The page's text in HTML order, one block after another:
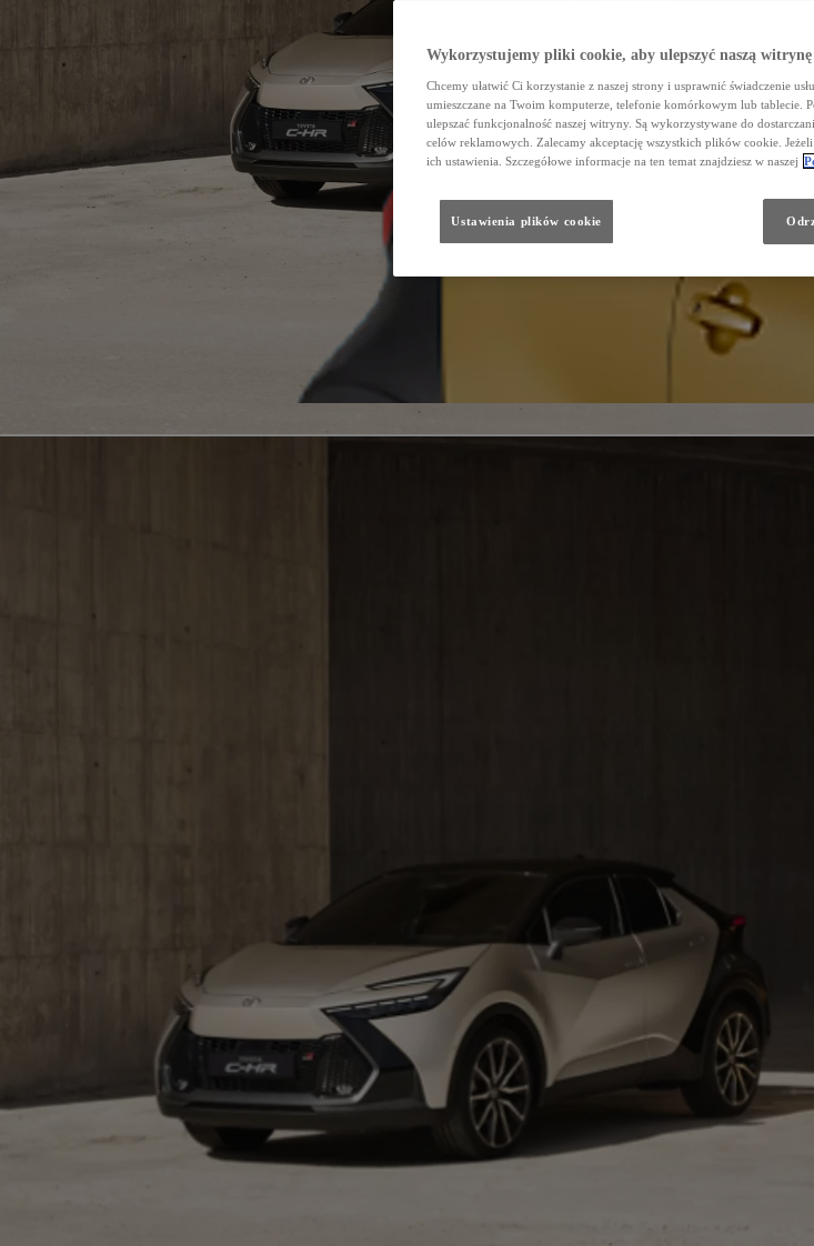
Wykorzystujemy pliki cookie, aby ulepszyć naszą witrynę
Chcemy ułatwić Ci korzystanie z naszej strony i usprawnić świadczenie
umieszczane na Twoim komputerze, telefonie komórkowym lub tablecie.
ulepszać funkcjonalność naszej witryny. Są wykorzystywane do
celów reklamowych. Zalecamy akceptację wszystkich plików cookie.
ich ustawienia. Szczegółowe informacje na ten temat znajdziesz w naszej
Ustawienia plików cookie